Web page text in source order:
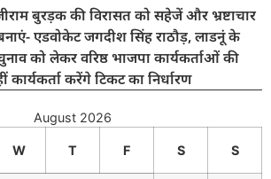
बुरड़क की विरासत को सहेजें और भ्रष्टाचार
एडवोकेट जगदीश सिंह राठौड़, लाडनूं के
को लेकर वरिष्ठ भाजपा कार्यकर्ताओं की
करेंगे टिकट का निर्धारण
August 2026
W T F S S